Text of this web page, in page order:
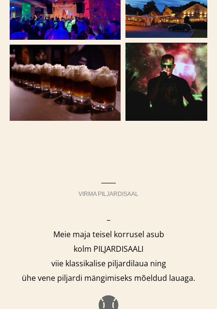
VIRMA PILJARDISAAL
–
Meie maja teisel korrusel asub
kolm PILJARDISAALI
viie klassikalise piljardilaua ning
ühe vene piljardi mängimiseks mõeldud lauaga.